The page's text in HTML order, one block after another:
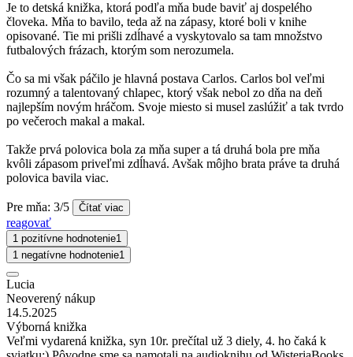
Je to detská knižka, ktorá podľa mňa bude baviť aj dospelého
človeka. Mňa to bavilo, teda až na zápasy, ktoré boli v knihe
opisované. Tie mi prišli zdĺhavé a vyskytovalo sa tam množstvo
futbalových frázach, ktorým som nerozumela.
Čo sa mi však páčilo je hlavná postava Carlos. Carlos bol veľmi
rozumný a talentovaný chlapec, ktorý však nebol zo dňa na deň
najlepším novým hráčom. Svoje miesto si musel zaslúžiť a tak tvrdo
po večeroch makal a makal.
Takže prvá polovica bola za mňa super a tá druhá bola pre mňa
kvôli zápasom priveľmi zdĺhavá. Avšak môjho brata práve ta druhá
polovica bavila viac.
Pre mňa: 3/5 Čítať viac
reagovať
1 pozitívne hodnotenie1
1 negatívne hodnotenie1
Lucia
Neoverený nákup
14.5.2025
Výborná knižka
Veľmi vydarená knižka, syn 10r. prečítal už 3 diely, 4. ho čaká k